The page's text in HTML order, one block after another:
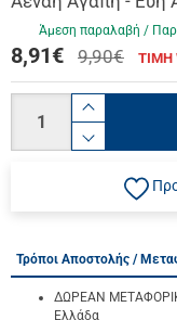
Άμεση παραλαβή /
8,91€ 9,90€ ΤΙΜΗ
Τρόποι Αποστολής /
ΔΩΡΕΑΝ
Ελλάδα